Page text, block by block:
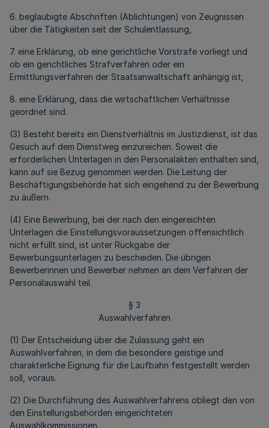
6. beglaubigte Abschriften (Ablichtungen) von Zeugnissen
über die Tätigkeiten seit der Schulentlassung,
7. eine Erklärung, ob eine gerichtliche Vorstrafe vorliegt und
ob ein gerichtliches Strafverfahren oder ein
Ermittlungsverfahren der Staatsanwaltschaft anhängig ist,
8. eine Erklärung, dass die wirtschaftlichen Verhältnisse
geordnet sind.
(3) Besteht bereits ein Dienstverhältnis im Justizdienst, ist das
Gesuch auf dem Dienstweg einzureichen. Soweit die
erforderlichen Unterlagen in den Personalakten enthalten sind,
kann auf sie Bezug genommen werden. Die Leitung der
Beschäftigungsbehörde hat sich eingehend zu der Bewerbung
zu äußern.
(4) Eine Bewerbung, bei der nach den eingereichten
Unterlagen die Einstellungsvoraussetzungen offensichtlich
nicht erfüllt sind, ist unter Rückgabe der
Bewerbungsunterlagen zu bescheiden. Die übrigen
Bewerberinnen und Bewerber nehmen an dem Verfahren der
Personalauswahl teil.
§ 3
Auswahlverfahren
(1) Der Entscheidung über die Zulassung geht ein
Auswahlverfahren, in dem die besondere geistige und
charakterliche Eignung für die Laufbahn festgestellt werden
soll, voraus.
(2) Die Durchführung des Auswahlverfahrens obliegt den von
den Einstellungsbehörden eingerichteten
Auswahlkommissionen.